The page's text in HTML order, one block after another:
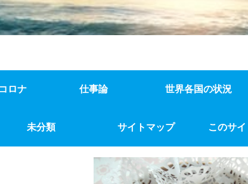
ロナ 仕事論 世界各国の状況
未分類 サイトマップ このサ